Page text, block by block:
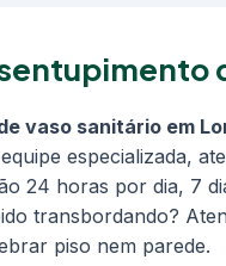
vaso sanitário em
especializada,
24 horas por dia, 7
transbordando?
piso nem parede.